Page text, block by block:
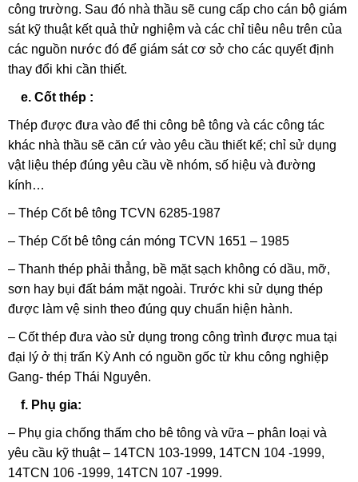
công trường. Sau đó nhà thầu sẽ cung cấp cho cán bộ giám
sát kỹ thuật kết quả thử nghiệm và các chỉ tiêu nêu trên của
các nguồn nước đó để giám sát cơ sở cho các quyết định
thay đổi khi cần thiết.
e. Cốt thép :
Thép được đưa vào để thi công bê tông và các công tác
khác nhà thầu sẽ căn cứ vào yêu cầu thiết kế; chỉ sử dụng
vật liệu thép đúng yêu cầu về nhóm, số hiệu và đường
kính…
– Thép Cốt bê tông TCVN 6285-1987
– Thép Cốt bê tông cán móng TCVN 1651 – 1985
– Thanh thép phải thẳng, bề mặt sạch không có dầu, mỡ,
sơn hay bụi đất bám mặt ngoài. Trước khi sử dụng thép
được làm vệ sinh theo đúng quy chuẩn hiện hành.
– Cốt thép đưa vào sử dụng trong công trình được mua tại
đại lý ở thị trấn Kỳ Anh có nguồn gốc từ khu công nghiệp
Gang- thép Thái Nguyên.
f. Phụ gia:
– Phụ gia chống thấm cho bê tông và vữa – phân loại và
yêu cầu kỹ thuật – 14TCN 103-1999, 14TCN 104 -1999,
14TCN 106 -1999, 14TCN 107 -1999.